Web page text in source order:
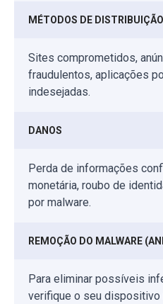
MÉTODOS DE DISTRIBUIÇÃO
Sites comprometidos,
fraudulentos, aplicações
indesejadas.
DANOS
Perda de informações
monetária, roubo de
por malware.
REMOÇÃO DO MALWARE
Para eliminar possíveis
verifique o seu